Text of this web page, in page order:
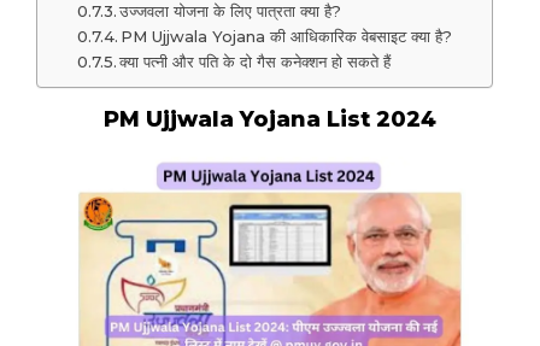
उज्जवला योजना के लिए पात्रता क्या है?
PM Ujjwala Yojana की आधिकारिक वेबसाइट क्या है?
क्या पत्नी और पति के दो गैस कनेक्शन हो सकते हैं
PM Ujjwala Yojana List 2024